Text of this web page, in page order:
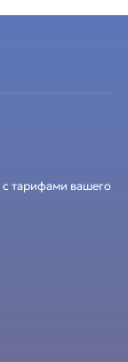
тарифами вашего